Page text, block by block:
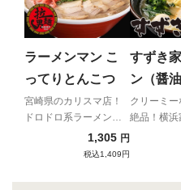
ラーメンマン こ
ってりとんこつ
宮崎県のカリスマ店！
ドロドロ系ラーメンの
1,305 円
税込1,409円
すずき
ン（醤油
クリーミ
絶品！横浜